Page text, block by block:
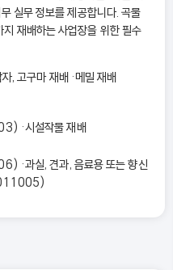
실무 정보를 제공합니다. 곡물
재배하는 사업장을 위한 필수
, 고구마 재배 ·메밀 재배
·시설작물 재배
·과실, 견과, 음료용 또는 향신